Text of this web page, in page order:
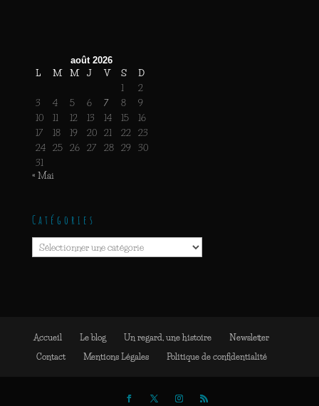
août 2026
L M M J V S
D
1
2
3
4 5 6 7 8
9
10
11 12 13 14 15
16
17
18 19 20 21 22
23
24
25 26 27 28 29
30
31
« Mai
Catégories
Catégories
Accueil Le blog Un regard, une histoire
Newsletter
Contact
Mentions Légales Politique de confidentialité